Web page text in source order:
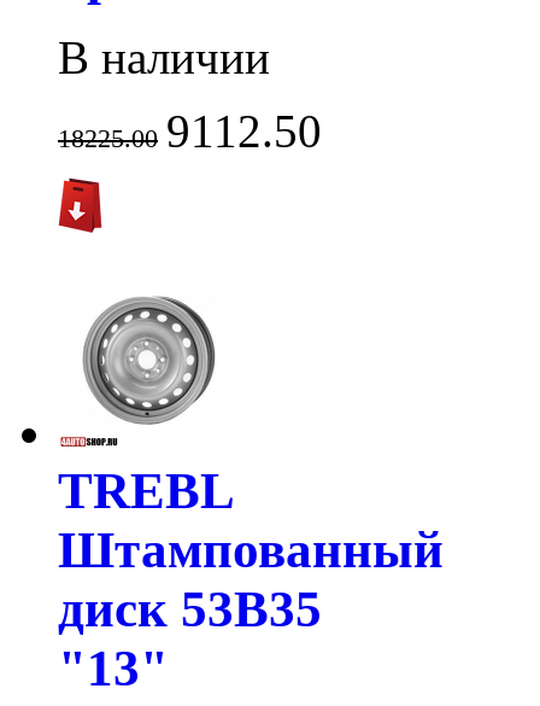
В наличии
18225.00 9112.50
TREBL
Штампованный
диск 53B35
"13"